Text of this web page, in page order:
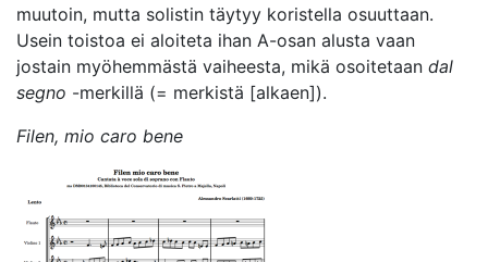
muutoin, mutta solistin täytyy koristella osuuttaan.
Usein toistoa ei aloiteta ihan A-osan alusta vaan
jostain myöhemmästä vaiheesta, mikä osoitetaan dal
segno -merkillä (= merkistä [alkaen]).
Filen, mio caro bene